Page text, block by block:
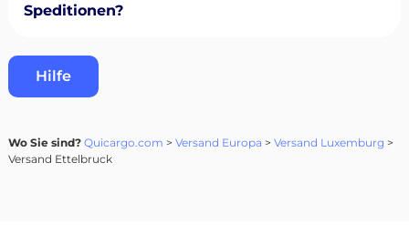
Speditionen?
Hilfe
Wo Sie sind? Quicargo.com > Versand Europa > Versand Luxemburg >
Versand Ettelbruck